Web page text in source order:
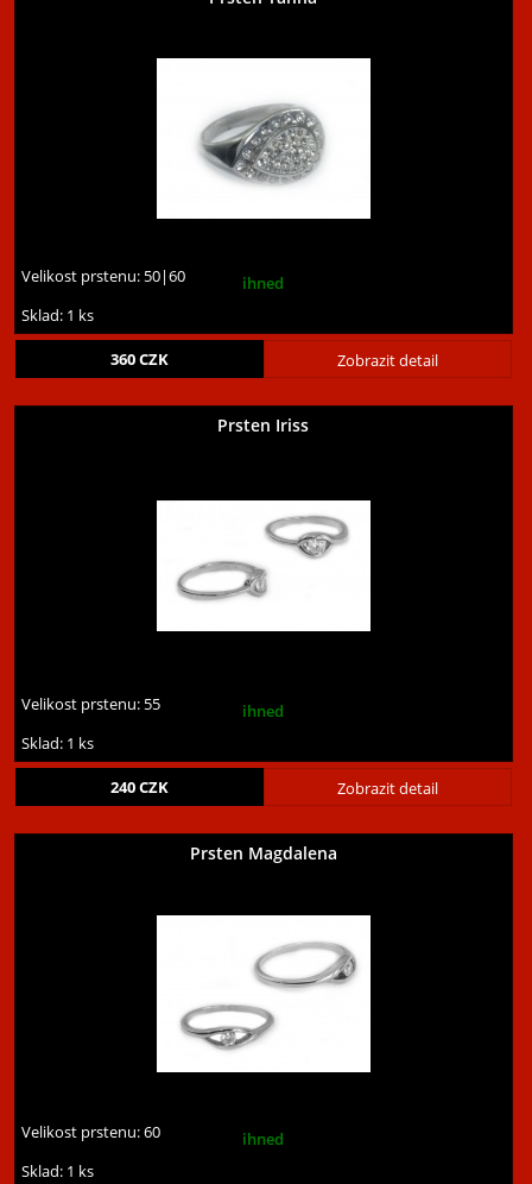
Velikost prstenu: 50|60
ihned
Sklad: 1 ks
Zobrazit detail
360CZK
Prsten Iriss
Velikost prstenu: 55
ihned
Sklad: 1 ks
Zobrazit detail
240CZK
Prsten Magdalena
Velikost prstenu:60
ihned
Sklad: 1 ks